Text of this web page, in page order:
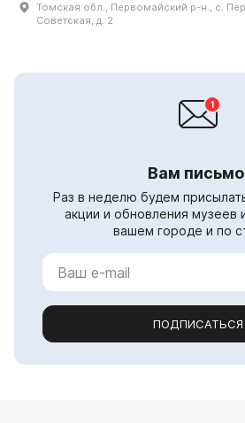
Томская обл., Первомайский р-н., с.
Советская, д. 2
Вам
Раз в неделю будем
акции и обновления музеев
вашем городе и по
ПОДПИСАТЬСЯ